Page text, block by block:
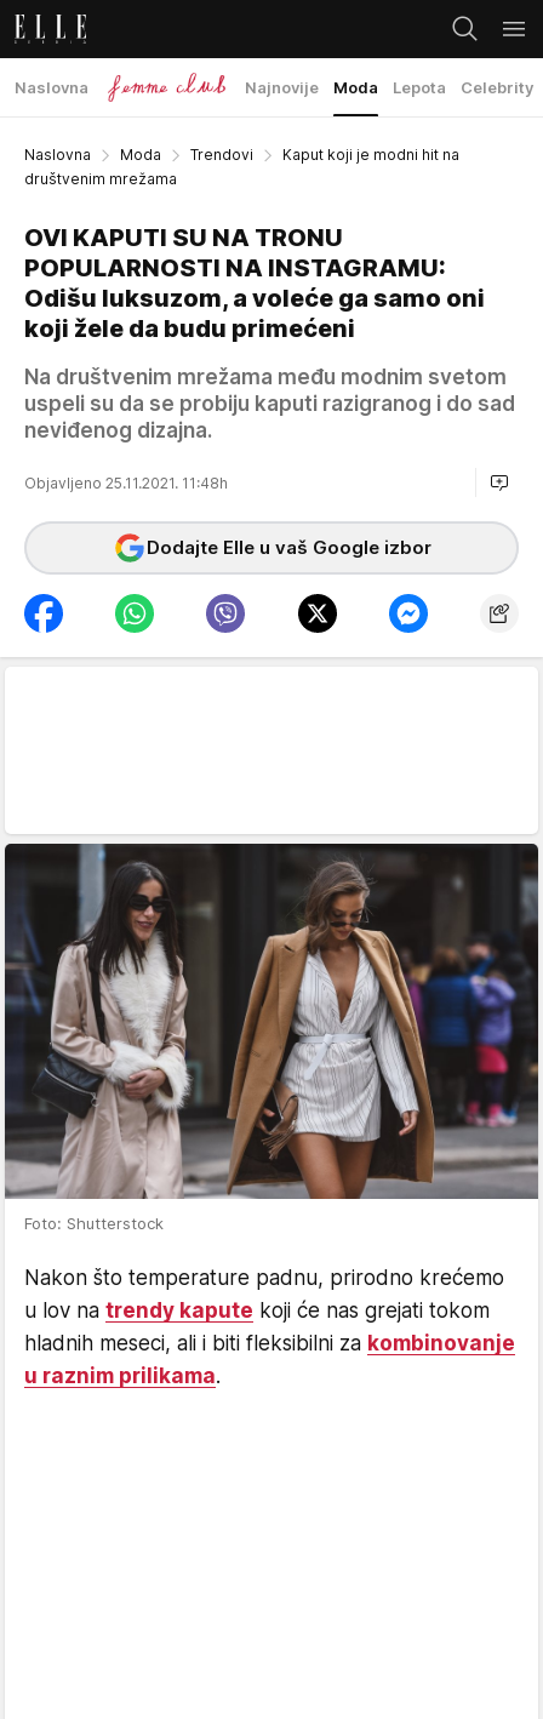
Naslovna Najnovije Moda Lepota Celebrity
Naslovna Moda Trendovi
Kaput koji je modni hit na
društvenim mrežama
OVI KAPUTI SU NA TRONU
POPULARNOSTI NA INSTAGRAMU:
Odišu luksuzom, a voleće ga samo oni
koji žele da budu primećeni
Na društvenim mrežama među modnim svetom
uspeli su da se probiju kaputi razigranog i do sad
neviđenog dizajna.
Objavljeno 25.11.2021. 11:48h
Dodajte Elle u vaš Google izbor
Foto: Shutterstock
Nakon što temperature padnu, prirodno krećemo
u lov na trendy kapute koji će nas grejati tokom
hladnih meseci, ali i biti fleksibilni za kombinovanje
u raznim prilikama.